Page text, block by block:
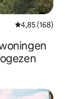
Gemiddelde
4,85 (168)